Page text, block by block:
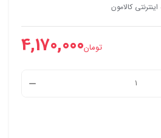
کالامون
تومان4,170,000